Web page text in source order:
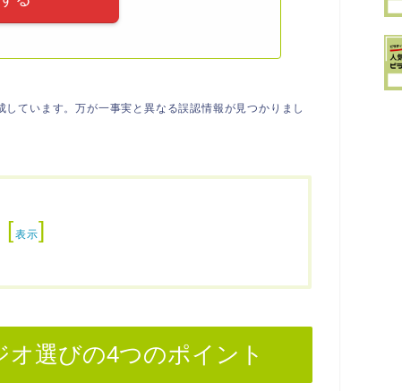
しています。万が一事実と異なる誤認情報が見つかりまし
[表示]
選びの4つのポイント